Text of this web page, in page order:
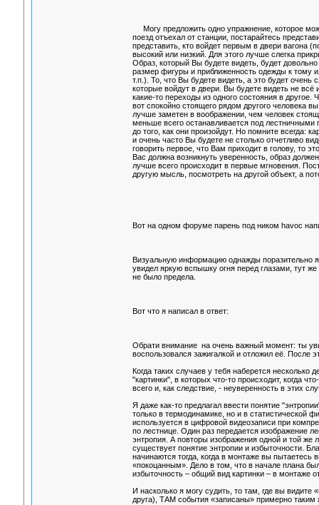
Могу предложить одно упражнение, которое
поезд отъехал от станции, постарайтесь
представить, кто войдет первым в двери вагона
высокий или низкий. Для этого лучше слегка
Образ, который Вы будете видеть, будет
размер фигуры и приближенность одежды к тому
т.п.). То, что Вы будете видеть, а это будет
которые войдут в двери. Вы будете видеть не
какие-то переходы из одного состояния в
вот спокойно стоящего рядом другого человека
лучше заметен в воображении, чем человек
меньше всего останавливается под
до того, как они произойдут. Но помните всегда:
и очень часто Вы будете не столько отчетливо
говорить первое, что Вам приходит в голову, то
Вас должна возникнуть уверенность, образ
лучше всего происходит в первые мгновения.
другую мысль, посмотреть на другой объект, а
Вот на одном форуме парень под ником havoc
Визуальную информацию однажды поразительно
увидел яркую вспышку огня перед глазами, тут
не было предела.
Вот что я написал в ответ:
Обрати внимание на очень важный момент: ты
воспользовался зажигалкой и отложил её. После
Когда таких случаев у тебя наберется
"картинки", в которых что-то происходит, когда
всего и, как следствие, - неуверенность в этих
Я даже как-то предлагал ввести понятие
только в термодинамике, но и в статистической
используется в цифровой видеозаписи при
по лестнице. Один раз передается изображение
энтропия. А повторы изображения одной и той же
существует понятие энтропии и избыточности.
начинаются тогда, когда в монтаже вы пытаетесь
«покоцанным». Дело в том, что в начале плана
избыточность – общий вид картинки – в монтаже
И насколько я могу судить, то там, где вы видите
друга), ТАМ события «записаны» примерно таким